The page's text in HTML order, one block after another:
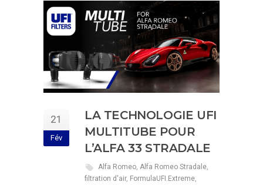
21
Fév
LA TECHNOLOGIE UFI
MULTITUBE POUR
L’ALFA 33 STRADALE
Alfa Romeo Alfa Romeo Stradale
filtration d'air, FormulaUFI.Extreme